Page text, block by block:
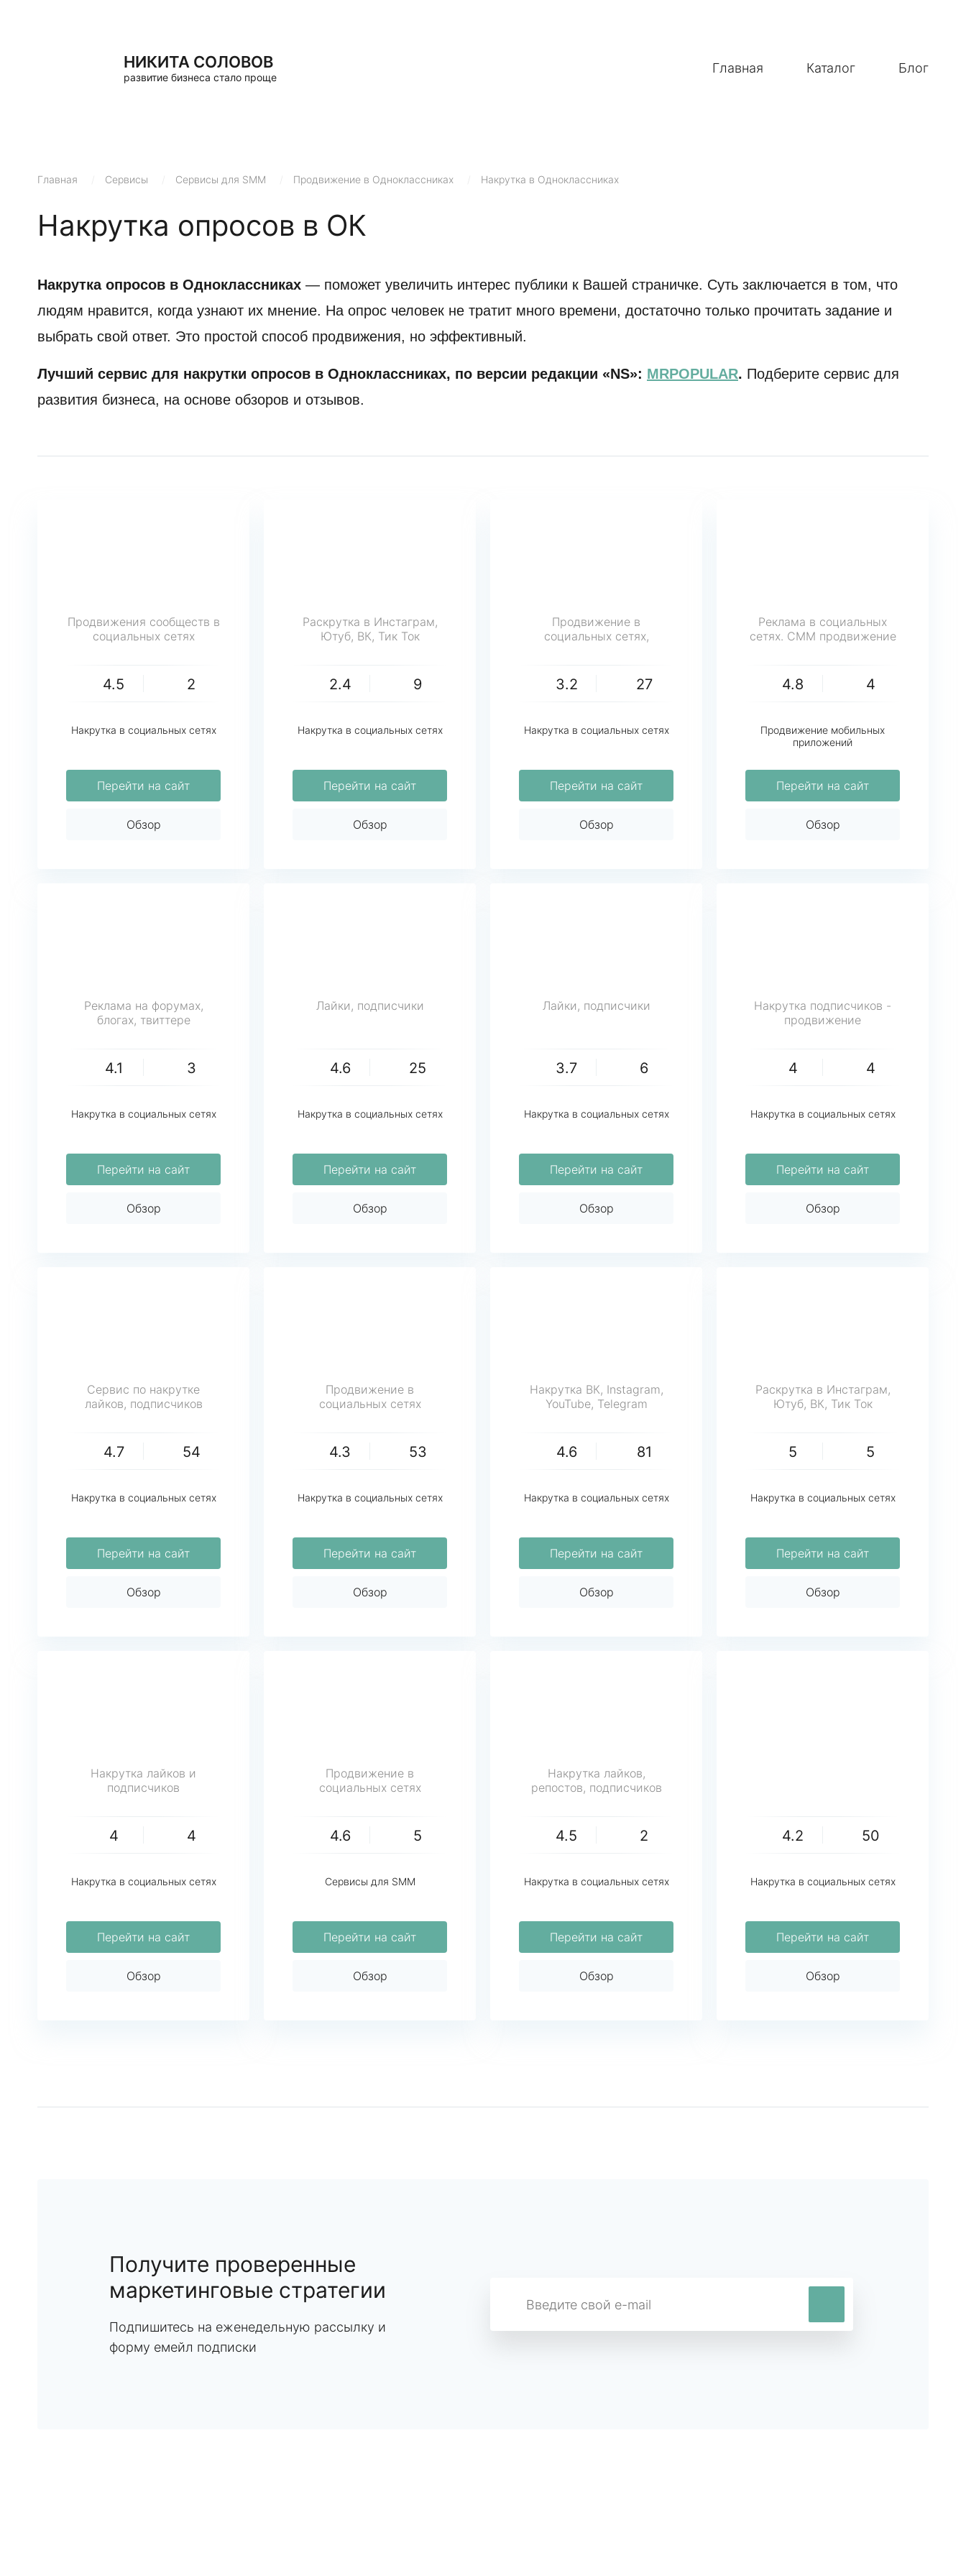
НИКИТА СОЛОВОВ
развитие бизнеса стало проще
Главная Каталог Блог
Главная Сервисы Сервисы для SMM Продвижение в Одноклассниках Накрутка в Одноклассниках
Накрутка опросов в ОК
Накрутка опросов в Одноклассниках — поможет увеличить интерес публики к Вашей страничке. Суть заключается в том, что
людям нравится, когда узнают их мнение. На опрос человек не тратит много времени, достаточно только прочитать задание и
выбрать свой ответ. Это простой способ продвижения, но эффективный.
Лучший сервис для накрутки опросов в Одноклассниках, по версии редакции «NS»: MRPOPULAR. Подберите сервис для
развития бизнеса, на основе обзоров и отзывов.
Продвижения сообществ в
социальных сетях
4.5 2
Накрутка в социальных сетях
Перейти на сайт
Обзор
Раскрутка в Инстаграм,
Ютуб, ВК, Тик Ток
2.4 9
Накрутка в социальных сетях
Перейти на сайт
Обзор
Продвижение в
социальных сетях,
3.2 27
Накрутка в социальных сетях
Перейти на сайт
Обзор
Реклама в социальных
сетях. СММ продвижение
4.8 4
Продвижение мобильных
приложений
Перейти на сайт
Обзор
Реклама на форумах,
блогах, твиттере
4.1 3
Накрутка в социальных сетях
Перейти на сайт
Обзор
Лайки, подписчики
4.6 25
Накрутка в социальных сетях
Перейти на сайт
Обзор
Лайки, подписчики
3.7 6
Накрутка в социальных сетях
Перейти на сайт
Обзор
Накрутка подписчиков -
продвижение
4 4
Накрутка в социальных сетях
Перейти на сайт
Обзор
Сервис по накрутке
лайков, подписчиков
4.7 54
Накрутка в социальных сетях
Перейти на сайт
Обзор
Продвижение в
социальных сетях
4.3 53
Накрутка в социальных сетях
Перейти на сайт
Обзор
Накрутка ВК, Instagram,
YouTube, Telegram
4.6 81
Накрутка в социальных сетях
Перейти на сайт
Обзор
Раскрутка в Инстаграм,
Ютуб, ВК, Тик Ток
5 5
Накрутка в социальных сетях
Перейти на сайт
Обзор
Накрутка лайков и
подписчиков
4 4
Накрутка в социальных сетях
Перейти на сайт
Обзор
Продвижение в
социальных сетях
4.6 5
Сервисы для SMM
Перейти на сайт
Обзор
Накрутка лайков,
репостов, подписчиков
4.5 2
Накрутка в социальных сетях
Перейти на сайт
Обзор
4.2 50
Накрутка в социальных сетях
Перейти на сайт
Обзор
Получите проверенные
маркетинговые стратегии
Подпишитесь на еженедельную рассылку и
форму емейл подписки